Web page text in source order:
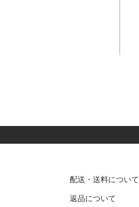
配送・送料について
返品について